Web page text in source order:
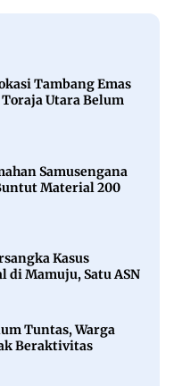
Tambang Emas
Utara Belum
Samusengana
Material 200
Kasus
di Mamuju, Satu ASN
Tuntas, Warga
Beraktivitas